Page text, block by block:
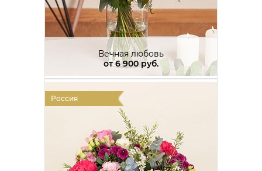
Вечная любовь
от6 900 руб.
Россия